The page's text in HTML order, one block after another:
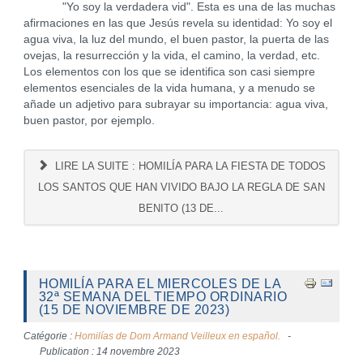
"Yo soy la verdadera vid". Esta es una de las muchas
afirmaciones en las que Jesús revela su identidad: Yo soy el
agua viva, la luz del mundo, el buen pastor, la puerta de las
ovejas, la resurrección y la vida, el camino, la verdad, etc.
Los elementos con los que se identifica son casi siempre
elementos esenciales de la vida humana, y a menudo se
añade un adjetivo para subrayar su importancia: agua viva,
buen pastor, por ejemplo.
LIRE LA SUITE : HOMILÍA PARA LA FIESTA DE TODOS
LOS SANTOS QUE HAN VIVIDO BAJO LA REGLA DE SAN
BENITO (13 DE...
HOMILÍA PARA EL MIERCOLES DE LA
32ª SEMANA DEL TIEMPO ORDINARIO
(15 DE NOVIEMBRE DE 2023)
Catégorie : Homilías de Dom Armand Veilleux en español.
Publication : 14 novembre 2023